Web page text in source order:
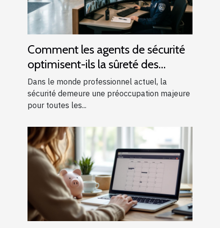
Comment les agents de sécurité
optimisent-ils la sûreté des
entreprises ?
Dans le monde professionnel actuel, la
sécurité demeure une préoccupation majeure
pour toutes les...